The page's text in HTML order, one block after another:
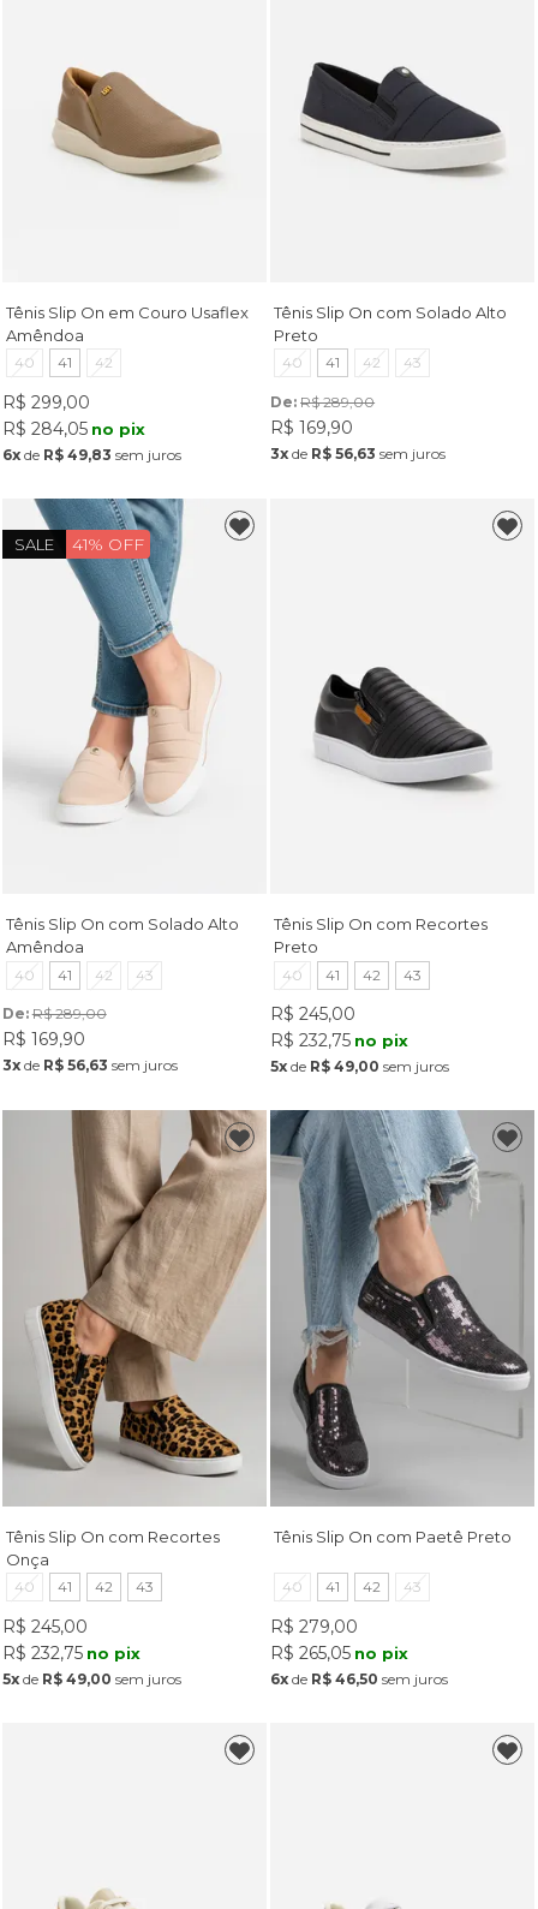
Tênis Slip On em Couro Usaflex
Amêndoa
40 41 42
R$ 299,00
R$ 284,05 no pix
6xde R$ 49,83 sem juros
Tênis Slip On com Solado Alto
Preto
40 41 42 43
De: R$ 289,00
R$ 169,90
3x de R$ 56,63 sem juros
SALE 41% OFF
Tênis Slip On com Solado Alto
Amêndoa
40 41 42 43
De: R$ 289,00
R$ 169,90
3xde R$ 56,63 sem juros
Tênis Slip On com Recortes
Preto
40 41 42 43
R$ 245,00
R$ 232,75 no pix
5x de R$ 49,00 sem juros
Tênis Slip On com Recortes
Onça
40 41 42 43
R$ 245,00
R$ 232,75 no pix
5xde R$ 49,00 sem juros
Tênis Slip On com Paetê Preto
40 41 42 43
R$ 279,00
R$ 265,05 no pix
6x de R$ 46,50 sem juros